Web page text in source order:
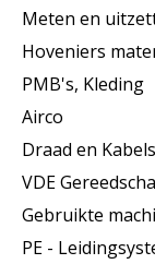
Meten en
Hoveniers
PMB's, Kleding
Airco
Draad en Kabels
VDE
Gebruikte
PE -